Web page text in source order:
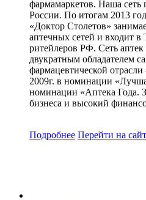
фармамаркетов. Наша сеть
России. По итогам 2013
«Доктор Столетов»
аптечных сетей и входит
ритейлеров РФ. Сеть аптек
двукратным обладателем
фармацевтической
2009г. в номинации
номинации «Аптека Года.
бизнеса и высокий
Подробнее Перейти на сайт